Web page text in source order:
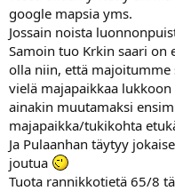
google mapsia yms.
Jossain noista
Samoin tuo Krkin saari on
olla niin, että majoitumme
vielä majapaikkaa
ainakin muutamaksi
majapaikka/tukikohta
Ja Pulaanhan täytyy
joutua
Tuota rannikkotietä 65/8